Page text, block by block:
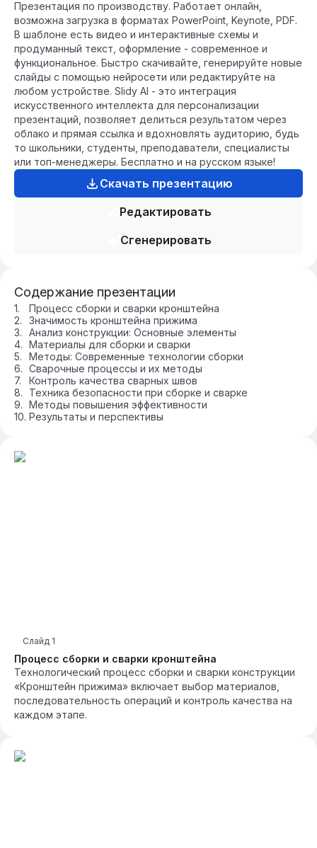
Презентация по производству. Работает онлайн,
возможна загрузка в форматах PowerPoint, Keynote, PDF.
В шаблоне есть видео и интерактивные схемы и
продуманный текст, оформление - современное и
функциональное. Быстро скачивайте, генерируйте новые
слайды с помощью нейросети или редактируйте на
любом устройстве. Slidy AI - это интеграция
искусственного интеллекта для персонализации
презентаций, позволяет делиться результатом через
облако и прямая ссылка и вдохновлять аудиторию, будь
то школьники, студенты, преподаватели, специалисты
или топ-менеджеры. Бесплатно и на русском языке!
Скачать презентацию
Редактировать
Сгенерировать
Содержание презентации
Процесс сборки и сварки кронштейна
Значимость кронштейна прижима
Анализ конструкции: Основные элементы
Материалы для сборки и сварки
Методы: Современные технологии сборки
Сварочные процессы и их методы
Контроль качества сварных швов
Техника безопасности при сборке и сварке
Методы повышения эффективности
Результаты и перспективы
Процесс сборки и сварки кронштейна
Слайд 1
Технологический процесс сборки и сварки конструкции
«Кронштейн прижима» включает выбор материалов,
последовательность операций и контроль качества на
каждом этапе.